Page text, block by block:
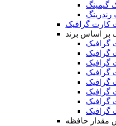
گیمینگ
کارت گرافیک
بر اساس برند
مقدار حافظه